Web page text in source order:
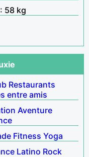
58 kg
Restaurants
entre amis
Aventure
Fitness Yoga
Latino Rock